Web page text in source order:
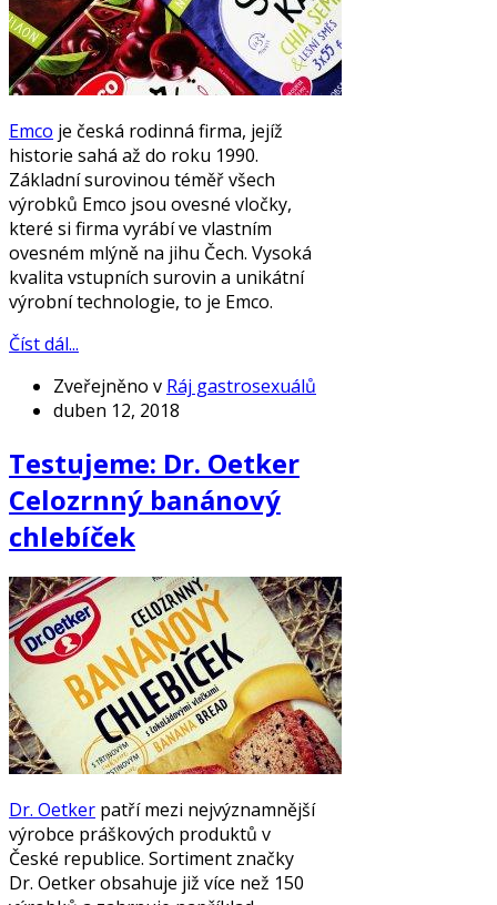
Emco je česká rodinná firma, jejíž
historie sahá až do roku 1990.
Základní surovinou téměř všech
výrobků Emco jsou ovesné vločky,
které si firma vyrábí ve vlastním
ovesném mlýně na jihu Čech. Vysoká
kvalita vstupních surovin a unikátní
výrobní technologie, to je Emco.
Číst dál...
Zveřejněno v Ráj gastrosexuálů
duben 12, 2018
Testujeme: Dr. Oetker
Celozrnný banánový
chlebíček
Dr. Oetker patří mezi nejvýznamnější
výrobce práškových produktů v
České republice. Sortiment značky
Dr. Oetker obsahuje již více než 150